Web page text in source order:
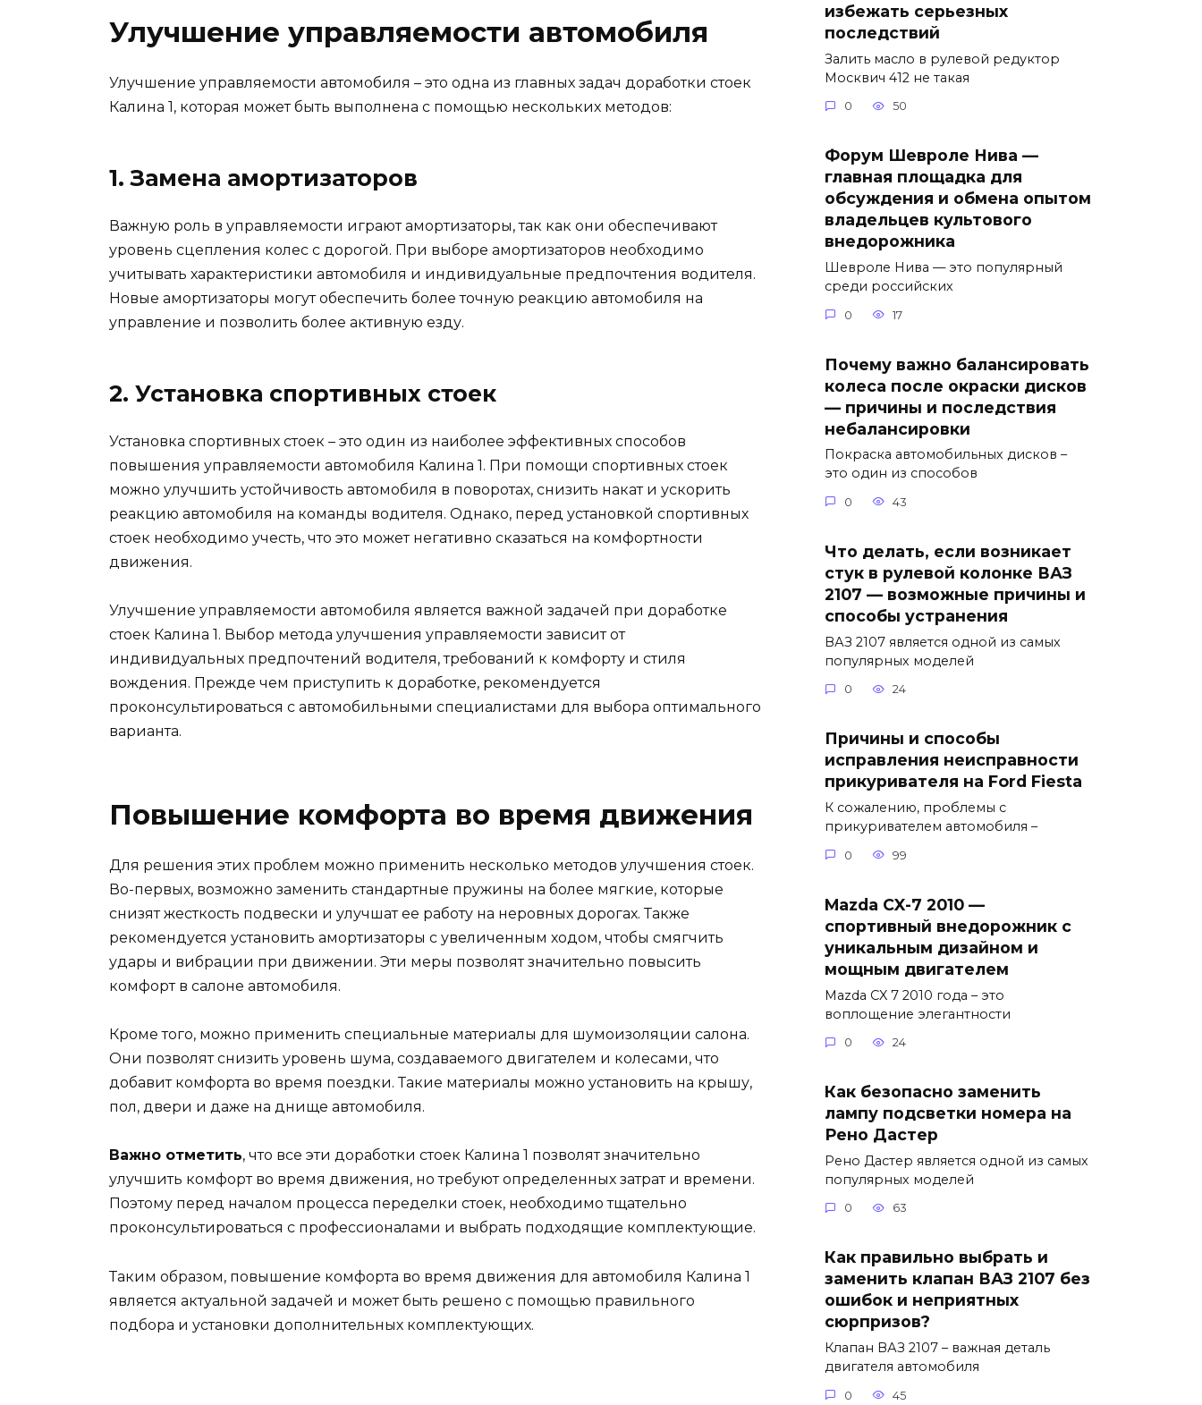
Улучшение управляемости автомобиля
Улучшение управляемости автомобиля – это одна из главных задач доработки стоек
Калина 1, которая может быть выполнена с помощью нескольких методов:
1. Замена амортизаторов
Важную роль в управляемости играют амортизаторы, так как они обеспечивают
уровень сцепления колес с дорогой. При выборе амортизаторов необходимо
учитывать характеристики автомобиля и индивидуальные предпочтения водителя.
Новые амортизаторы могут обеспечить более точную реакцию автомобиля на
управление и позволить более активную езду.
2. Установка спортивных стоек
Установка спортивных стоек – это один из наиболее эффективных способов
повышения управляемости автомобиля Калина 1. При помощи спортивных стоек
можно улучшить устойчивость автомобиля в поворотах, снизить накат и ускорить
реакцию автомобиля на команды водителя. Однако, перед установкой спортивных
стоек необходимо учесть, что это может негативно сказаться на комфортности
движения.
Улучшение управляемости автомобиля является важной задачей при доработке
стоек Калина 1. Выбор метода улучшения управляемости зависит от
индивидуальных предпочтений водителя, требований к комфорту и стиля
вождения. Прежде чем приступить к доработке, рекомендуется
проконсультироваться с автомобильными специалистами для выбора оптимального
варианта.
Повышение комфорта во время движения
Для решения этих проблем можно применить несколько методов улучшения стоек.
Во-первых, возможно заменить стандартные пружины на более мягкие, которые
снизят жесткость подвески и улучшат ее работу на неровных дорогах. Также
рекомендуется установить амортизаторы с увеличенным ходом, чтобы смягчить
удары и вибрации при движении. Эти меры позволят значительно повысить
комфорт в салоне автомобиля.
Кроме того, можно применить специальные материалы для шумоизоляции салона.
Они позволят снизить уровень шума, создаваемого двигателем и колесами, что
добавит комфорта во время поездки. Такие материалы можно установить на крышу,
пол, двери и даже на днище автомобиля.
Важно отметить, что все эти доработки стоек Калина 1 позволят значительно
улучшить комфорт во время движения, но требуют определенных затрат и времени.
Поэтому перед началом процесса переделки стоек, необходимо тщательно
проконсультироваться с профессионалами и выбрать подходящие комплектующие.
Таким образом, повышение комфорта во время движения для автомобиля Калина 1
является актуальной задачей и может быть решено с помощью правильного
подбора и установки дополнительных комплектующих.
избежать серьезных
последствий
Залить масло в рулевой редуктор
Москвич 412 не такая
0 50
Форум Шевроле Нива —
главная площадка для
обсуждения и обмена опытом
владельцев культового
внедорожника
Шевроле Нива — это популярный
среди российских
0 17
Почему важно балансировать
колеса после окраски дисков
— причины и последствия
небалансировки
Покраска автомобильных дисков –
это один из способов
0 43
Что делать, если возникает
стук в рулевой колонке ВАЗ
2107 — возможные причины и
способы устранения
ВАЗ 2107 является одной из самых
популярных моделей
0 24
Причины и способы
исправления неисправности
прикуривателя на Ford Fiesta
К сожалению, проблемы с
прикуривателем автомобиля –
0 99
Mazda CX-7 2010 —
спортивный внедорожник с
уникальным дизайном и
мощным двигателем
Mazda CX 7 2010 года – это
воплощение элегантности
0 24
Как безопасно заменить
лампу подсветки номера на
Рено Дастер
Рено Дастер является одной из самых
популярных моделей
0 63
Как правильно выбрать и
заменить клапан ВАЗ 2107 без
ошибок и неприятных
сюрпризов?
Клапан ВАЗ 2107 – важная деталь
двигателя автомобиля
0 45